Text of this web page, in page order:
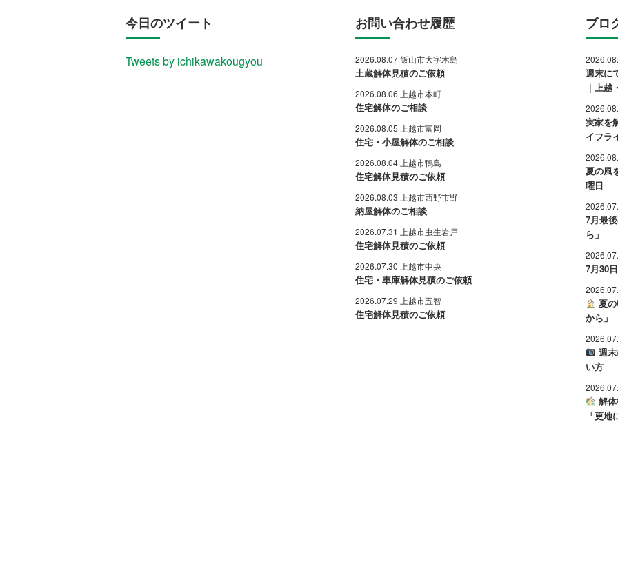
今日のツイート
Tweets by ichikawakougyou
お問い合わせ履歴
2026.08.07 飯山市大字木島
土蔵解体見積のご依頼
2026.08.06 上越市本町
住宅解体のご相談
2026.08.05 上越市富岡
住宅・小屋解体のご相談
2026.08.04 上越市鴨島
住宅解体見積のご依頼
2026.08.03 上越市西野市野
納屋解体のご相談
2026.07.31 上越市虫生岩戸
住宅解体見積のご依頼
2026.07.30 上越市中央
住宅・車庫解体見積のご依頼
2026.07.29 上越市五智
住宅解体見積のご依頼
ブロ
週末に
｜上
実家を
イフラ
夏の風
曜日
7月最
ら」
7月30
夏
から」
週
い方
解
「更